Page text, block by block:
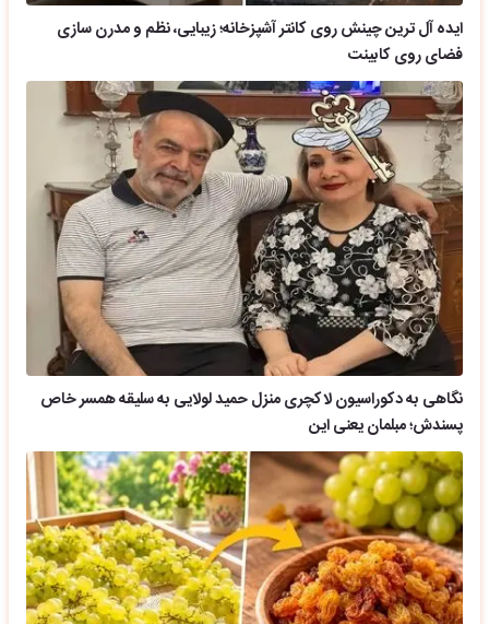
ایده آل ترین چینش روی کانتر آشپزخانه؛ زیبایی، نظم و مدرن سازی
فضای روی کابینت
نگاهی به دکوراسیون لاکچری منزل حمید لولایی به سلیقه همسر خاص
پسندش؛ مبلمان یعنی این